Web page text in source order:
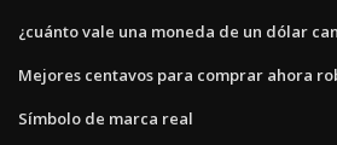
¿cuánto vale una moneda de un dólar
Mejores centavos para comprar ahora
Símbolo de marca real